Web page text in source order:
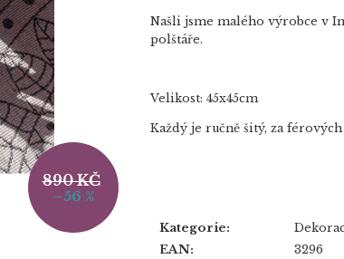
Našli jsme malého výrobce v
polštáře.
Velikost: 45x45cm
Každý je ručně šitý, za
Kategorie:
EAN: 3296
890 KČ
–56 %